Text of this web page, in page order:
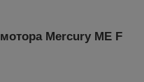
Mercury ME F